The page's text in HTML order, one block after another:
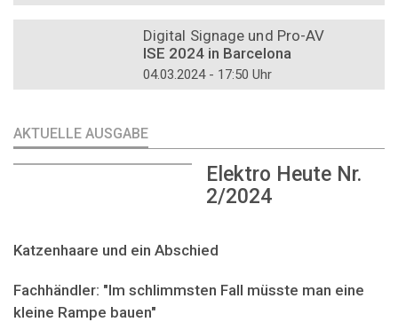
Digital Signage und Pro-AV
ISE 2024 in Barcelona
04.03.2024 - 17:50 Uhr
AKTUELLE AUSGABE
Elektro Heute Nr.
2/2024
Katzenhaare und ein Abschied
Fachhändler: "Im schlimmsten Fall müsste man eine
kleine Rampe bauen"